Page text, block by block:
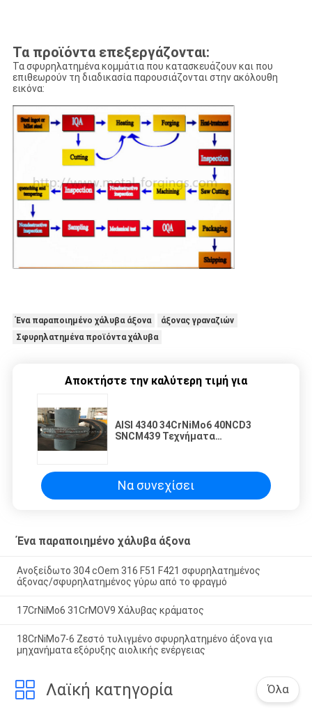
Τα προϊόντα επεξεργάζονται:
Τα σφυρηλατημένα κομμάτια που κατασκευάζουν και που
επιθεωρούν τη διαδικασία παρουσιάζονται στην ακόλουθη
εικόνα:
Ένα παραποιημένο χάλυβα άξονα
άξονας γραναζιών
Σφυρηλατημένα προϊόντα χάλυβα
Αποκτήστε την καλύτερη τιμή για
AISI 4340 34CrNiMo6 40NCD3
SNCM439 Τεχνήματα
Ακατέργαστη
Να συνεχίσει
Ένα παραποιημένο χάλυβα άξονα
Ανοξείδωτο 304 cOem 316 F51 F421 σφυρηλατημένος
άξονας/σφυρηλατημένος γύρω από το φραγμό
17CrNiMo6 31CrMOV9 Χάλυβας κράματος
18CrNiMo7-6 Ζεστό τυλιγμένο σφυρηλατημένο άξονα για
μηχανήματα εξόρυξης αιολικής ενέργειας
Λαϊκή κατηγορία Όλα